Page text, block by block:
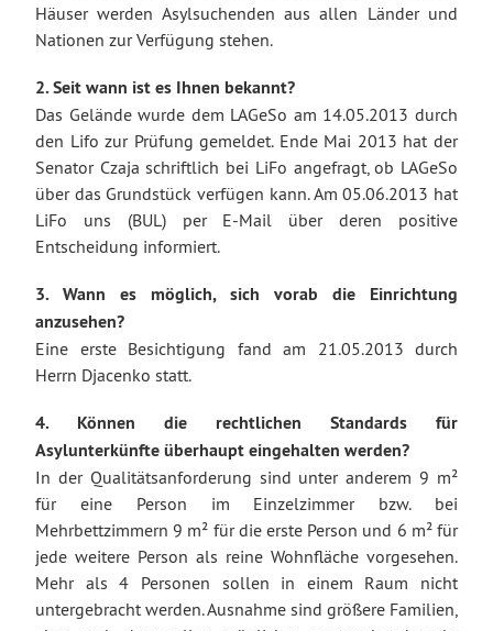
Häuser werden Asylsuchenden aus allen Länder und
Nationen zur Verfügung stehen.
2. Seit wann ist es Ihnen bekannt?
Das Gelände wurde dem LAGeSo am 14.05.2013 durch
den Lifo zur Prüfung gemeldet. Ende Mai 2013 hat der
Senator Czaja schriftlich bei LiFo angefragt, ob LAGeSo
über das Grundstück verfügen kann. Am 05.06.2013 hat
LiFo uns (BUL) per E-Mail über deren positive
Entscheidung informiert.
3. Wann es möglich, sich vorab die Einrichtung
anzusehen?
Eine erste Besichtigung fand am 21.05.2013 durch
Herrn Djacenko statt.
4. Können die rechtlichen Standards für
Asylunterkünfte überhaupt eingehalten werden?
In der Qualitätsanforderung sind unter anderem 9 m²
für eine Person im Einzelzimmer bzw. bei
Mehrbettzimmern 9 m² für die erste Person und 6 m² für
jede weitere Person als reine Wohnfläche vorgesehen.
Mehr als 4 Personen sollen in einem Raum nicht
untergebracht werden. Ausnahme sind größere Familien,